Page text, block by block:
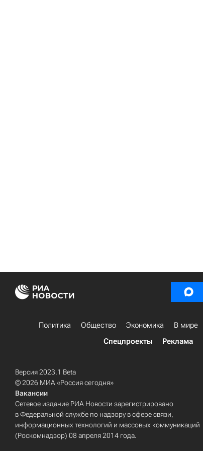
Политика Общество Экономика В мире
Спецпроекты
Реклама
Версия 2023.1 Beta
© 2026 МИА «Россия сегодня»
Вакансии
Сетевое издание РИА Новости зарегистрировано
в Федеральной службе по надзору в сфере связи,
информационных технологий и массовых коммуникаций
(Роскомнадзор) 08 апреля 2014 года.